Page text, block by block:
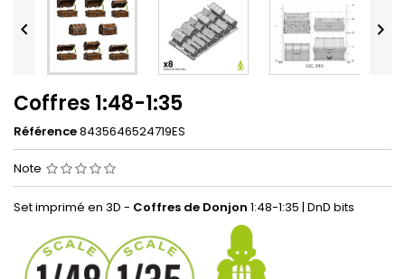
 
Coffres 1:48-1:35
Référence8435646524719ES
Note
Set imprimé en 3D - Coffres de Donjon 1:48-1:35 | DnD bits